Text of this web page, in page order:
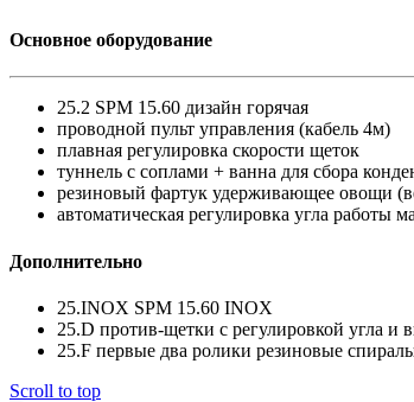
Основное оборудование
25.2 SPM 15.60 дизайн горячая
проводной пульт управления (кабель 4м)
плавная регулировка скорости щеток
туннель с соплами + ванна для сбора
резиновый фартук удерживающее овощи
автоматическая регулировка угла работы
Дополнительно
25.INOX SPM 15.60 INOX
25.D против-щетки с регулировкой угла и
25.F первые два ролики резиновые
Scroll to top